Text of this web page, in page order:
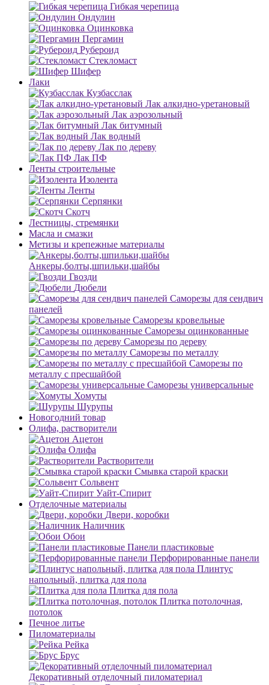
Гибкая черепица
Ондулин
Оцинковка
Пергамин
Рубероид
Стекломаст
Шифер
Лаки
Кузбасслак
Лак алкидно-уретановый
Лак аэрозольный
Лак битумный
Лак водный
Лак по дереву
Лак ПФ
Ленты строительные
Изолента
Ленты
Серпянки
Скотч
Лестницы, стремянки
Масла и смазки
Метизы и крепежные материалы
Анкеры,болты,шпильки,шайбы
Гвозди
Дюбели
Саморезы для сендвич
панелей
Саморезы кровельные
Саморезы оцинкованные
Саморезы по дереву
Саморезы по металлу
Саморезы по
металлу с пресшайбой
Саморезы универсальные
Хомуты
Шурупы
Новогодний товар
Олифа, растворители
Ацетон
Олифа
Растворители
Смывка старой краски
Сольвент
Уайт-Спирит
Отделочные материалы
Двери, коробки
Наличник
Обои
Панели пластиковые
Перфорированные панели
Плинтус
напольный, плитка для пола
Плитка для пола
Плитка потолочная,
потолок
Печное литье
Пиломатериалы
Рейка
Брус
Декоративный отделочный пиломатериал